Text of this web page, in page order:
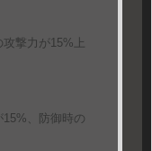
力が15%上
、防御時の